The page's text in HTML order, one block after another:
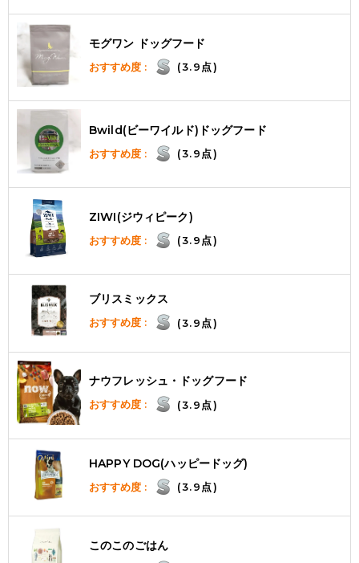
モグワン ドッグフード
おすすめ度 : (3.9点)
Bwild(ビーワイルド)ドッグフード
おすすめ度 : (3.9点)
ZIWI(ジウィピーク)
おすすめ度 : (3.9点)
ブリスミックス
おすすめ度 : (3.9点)
ナウフレッシュ・ドッグフード
おすすめ度 : (3.9点)
HAPPY DOG(ハッピードッグ)
おすすめ度 : (3.9点)
このこのごはん